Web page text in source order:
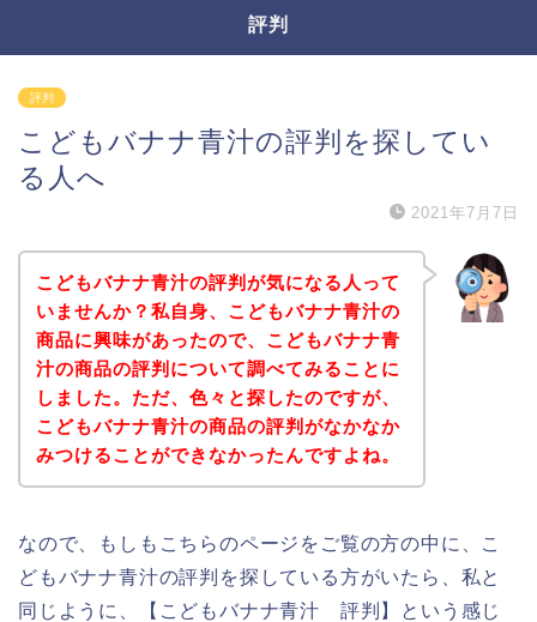
評判
評判
こどもバナナ青汁の評判を探してい
る人へ
2021年7月7日
こどもバナナ青汁の評判が気になる人って
いませんか？私自身、こどもバナナ青汁の
商品に興味があったので、こどもバナナ青
汁の商品の評判について調べてみることに
しました。ただ、色々と探したのですが、
こどもバナナ青汁の商品の評判がなかなか
みつけることができなかったんですよね。
なので、もしもこちらのページをご覧の方の中に、こ
どもバナナ青汁の評判を探している方がいたら、私と
同じように、【こどもバナナ青汁 評判】という感じ